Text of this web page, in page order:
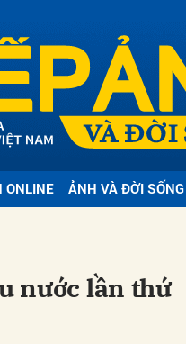
ONLINE ẢNH VÀ ĐỜI SỐNG
nước lần thứ